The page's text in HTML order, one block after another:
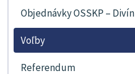
Objednávky OSSKP – Divín
Voľby
Referendum